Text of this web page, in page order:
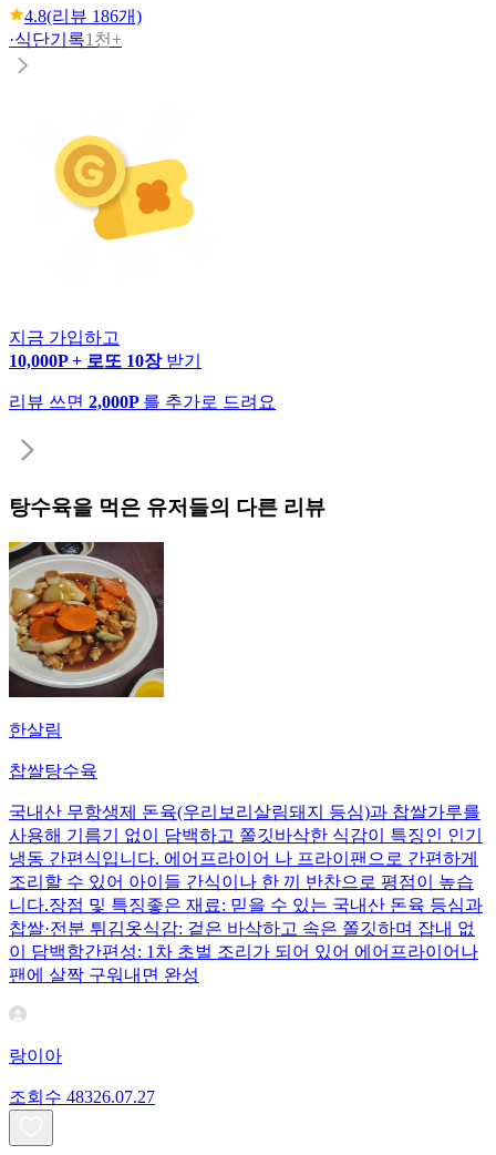
4.8(리뷰 186개)
·식단기록1천+
지금 가입하고
10,000P + 로또 10장 받기
리뷰 쓰면 2,000P 를 추가로 드려요
탕수육을 먹은 유저들의 다른 리뷰
한살림
찹쌀탕수육
국내산 무항생제 돈육(우리보리살림돼지 등심)과 찹쌀가루를
사용해 기름기 없이 담백하고 쫄깃바삭한 식감이 특징인 인기
냉동 간편식입니다. 에어프라이어 나 프라이팬으로 간편하게
조리할 수 있어 아이들 간식이나 한 끼 반찬으로 평점이 높습
니다.장점 및 특징좋은 재료: 믿을 수 있는 국내산 돈육 등심과
찹쌀·전분 튀김옷식감: 겉은 바삭하고 속은 쫄깃하며 잡내 없
이 담백함간편성: 1차 초벌 조리가 되어 있어 에어프라이어나
팬에 살짝 구워내면 완성
랑이아
조회수 48326.07.27